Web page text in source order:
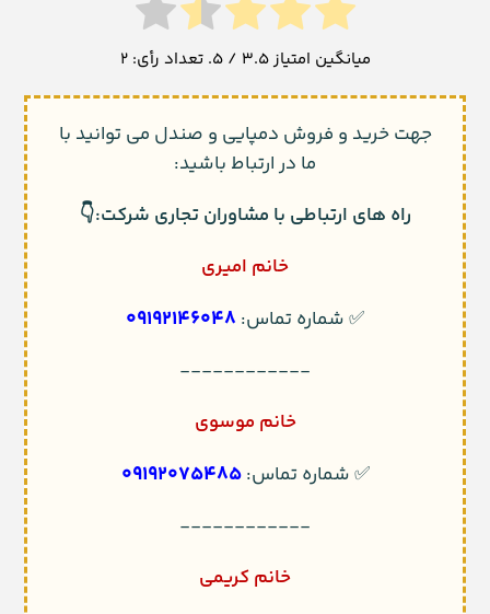
میانگین امتیاز3.5 / 5. تعداد رأی: 2
جهت خرید و فروش دمپایی و صندل می توانید با
ما در ارتباط باشید:
راه های ارتباطی با مشاوران تجاری شرکت:👇
خانم امیری
✅ شماره تماس: 09192146048
------------
خانم موسوی
✅ شماره تماس:09192075485
------------
خانم کریمی